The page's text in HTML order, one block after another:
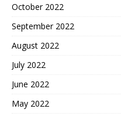
October 2022
September 2022
August 2022
July 2022
June 2022
May 2022